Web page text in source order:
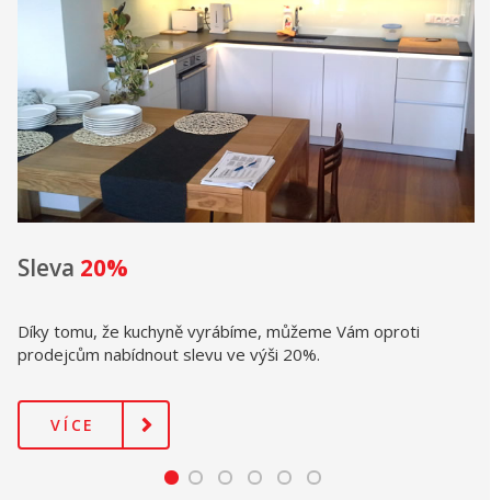
Sleva20%
Díky tomu, že kuchyně vyrábíme, můžeme Vám oproti
prodejcům nabídnout slevu ve výši 20%.
VÍCE